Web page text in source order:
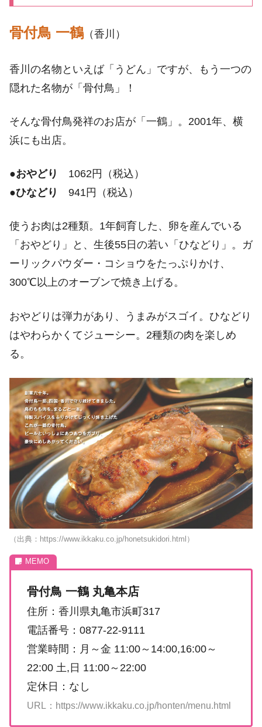
骨付鳥 一鶴 （香川）
香川の名物といえば「うどん」ですが、もう一つの
隠れた名物が「骨付鳥」！
そんな骨付鳥発祥のお店が「一鶴」。2001年、横
浜にも出店。
●おやどり
1062円（税込）
●ひなどり 941円（税込）
使うお肉は2種類。1年飼育した、卵を産んでいる
「おやどり」と、生後55日の若い「ひなどり」。ガ
ーリックパウダー・コショウをたっぷりかけ、
300℃以上のオーブンで焼き上げる。
おやどりは弾力があり、うまみがスゴイ。ひなどり
はやわらかくてジューシー。2種類の肉を楽しめ
る。
（出典：https://www.ikkaku.co.jp/honetsukidori.html）
骨付鳥 一鶴 丸亀本店
住所：香川県丸亀市浜町317
電話番号：0877-22-9111
営業時間：月～金 11:00～14:00,16:00～
22:00 土,日 11:00～22:00
定休日：なし
URL：https://www.ikkaku.co.jp/honten/menu.html